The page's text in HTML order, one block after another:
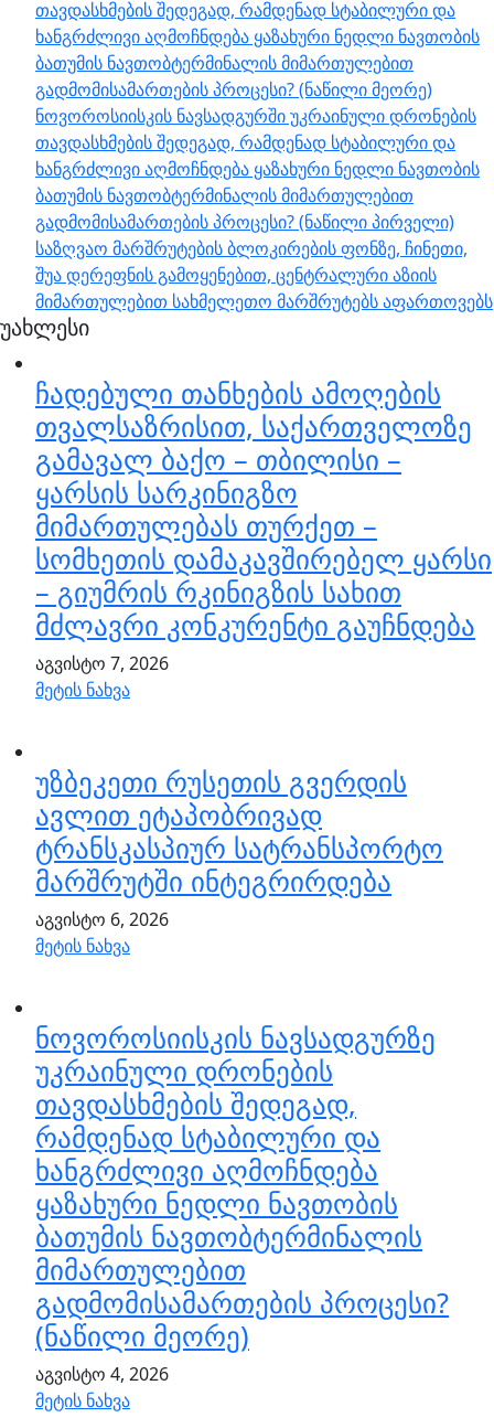
თავდასხმების შედეგად, რამდენად სტაბილური და
ხანგრძლივი აღმოჩნდება ყაზახური ნედლი ნავთობის
ბათუმის ნავთობტერმინალის მიმართულებით
გადმომისამართების პროცესი? (ნაწილი მეორე)
ნოვოროსიისკის ნავსადგურში უკრაინული დრონების
თავდასხმების შედეგად, რამდენად სტაბილური და
ხანგრძლივი აღმოჩნდება ყაზახური ნედლი ნავთობის
ბათუმის ნავთობტერმინალის მიმართულებით
გადმომისამართების პროცესი? (ნაწილი პირველი)
საზღვაო მარშრუტების ბლოკირების ფონზე, ჩინეთი,
შუა დერეფნის გამოყენებით, ცენტრალური აზიის
მიმართულებით სახმელეთო მარშრუტებს აფართოვებს
უახლესი
ჩადებული თანხების ამოღების
თვალსაზრისით, საქართველოზე
გამავალ ბაქო – თბილისი –
ყარსის სარკინიგზო
მიმართულებას თურქეთ –
სომხეთის დამაკავშირებელ ყარსი
– გიუმრის რკინიგზის სახით
მძლავრი კონკურენტი გაუჩნდება
აგვისტო 7, 2026
მეტის ნახვა
უზბეკეთი რუსეთის გვერდის
ავლით ეტაპობრივად
ტრანსკასპიურ სატრანსპორტო
მარშრუტში ინტეგრირდება
აგვისტო 6, 2026
მეტის ნახვა
ნოვოროსიისკის ნავსადგურზე
უკრაინული დრონების
თავდასხმების შედეგად,
რამდენად სტაბილური და
ხანგრძლივი აღმოჩნდება
ყაზახური ნედლი ნავთობის
ბათუმის ნავთობტერმინალის
მიმართულებით
გადმომისამართების პროცესი?
(ნაწილი მეორე)
აგვისტო 4, 2026
მეტის ნახვა